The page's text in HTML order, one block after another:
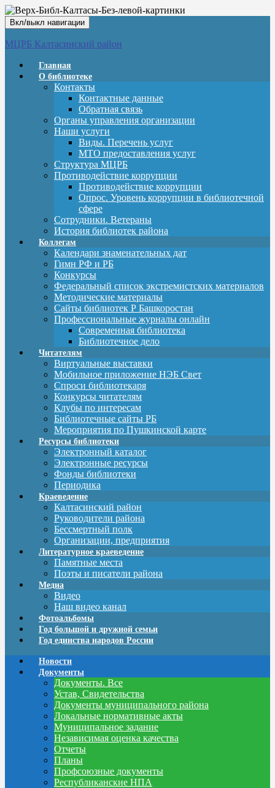
Вкл/выкл навигации
МЦРБ Калтасинский район
Главная
О библиотеке
Контакты
Контактные данные
Обратная связь
Органы управления организации
Наши услуги
Виды. Перечень услуг
МТО предоставления услуг
Структура МЦРБ
Противодействие коррупции
Противодействие коррупции
Опрос. Уровень коррупции в библиотечной
сфере
Сотрудники. Ветераны
История библиотек района
Коллегам
Календари знаменательных дат
Гимн РФ и РБ
Конкурсы
Федеральный список экстремистских материалов
Методические материалы
Сайты библиотек Р Башкоростан
Профессиональные журналы онлайн
Современная библиотека
Библиотечное дело
Читателям
Виртуальные выставки
Мобильное приложение НЭБ Свет
Спроси библиотекаря
Конкурсы читателям
Клубы по интересам
Библиотечные сайты РБ
Мероприятия по Пушкинской карте
Ресурсы библиотеки
Электронный каталог
Электронные ресурсы
Фонды библиотеки
Периодика
Краеведение
Калтасинский район
Руководители района
Бессмертный полк
Организации, предприятия
Литературное краеведение
Памятные места
Поэты и писатели района
Медиа
Видео
Наш видео канал
Фотоальбомы
Год большой и дружной семьи
Год единства народов России
Новости
Документы
Документы. Все
Устав, Свидетельства
Документы муниципального района
Локальные нормативные акты
Муниципальное задание
Независимая оценка качества
Отчеты
Планы
Профсоюзные документы
Республиканские НПА